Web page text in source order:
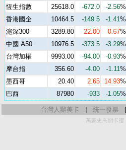
恆生指數
25618.0 -672.0 -2.56%
香港國企
10464.5 -149.5 -1.41%
滬深300
3289.80 22.00 0.67%
中國 A50
10976.5 -373.5 -3.29%
台灣加權
9993.00 -94.00 -0.93%
摩台指
356.60 -4.00 -1.11%
墨西哥
20.40 2.65 14.93%
巴西
87980 -933 -1.05%
台灣人辦美卡| 統一發票
萬豪史高開卡禮